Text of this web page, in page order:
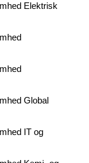
Elektrisk
Global
IT og